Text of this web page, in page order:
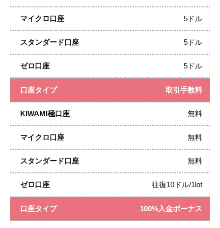
5ドル
5ドル
5ドル
取引手数料
無料
無料
無料
往復10ドル/1lot
100%入金ボーナス